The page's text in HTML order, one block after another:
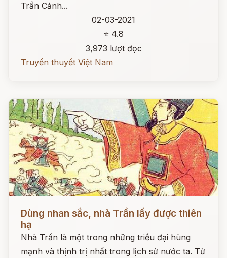
Trần Cảnh...
02-03-2021
⭐ 4.8
3,973 lượt đọc
Truyền thuyết Việt Nam
Dùng nhan sắc, nhà Trần lấy được thiên
hạ
Nhà Trần là một trong những triều đại hùng
mạnh và thịnh trị nhất trong lịch sử nước ta. Từ